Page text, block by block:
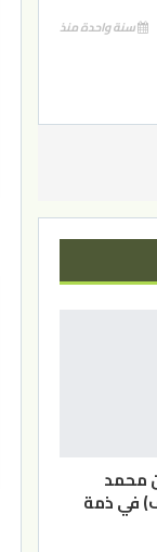
سنة واحدة منذ
محمد
في ذمة